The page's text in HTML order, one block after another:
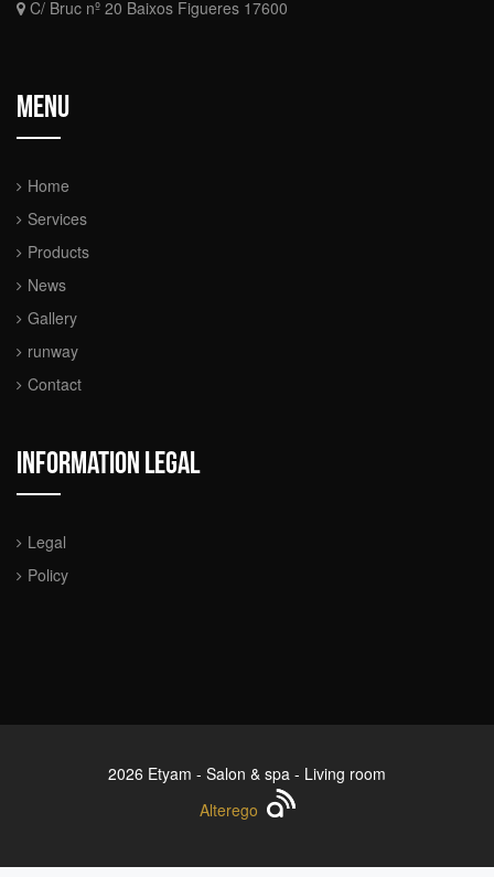
C/ Bruc nº 20 Baixos Figueres 17600
Menu
Home
Services
Products
News
Gallery
runway
Contact
Information legal
Legal
Policy
2026 Etyam - Salon & spa - Living room
Alterego